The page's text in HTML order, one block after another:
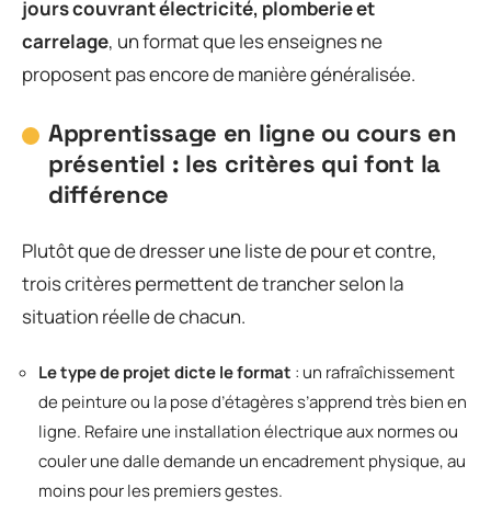
jours couvrant électricité, plomberie et
carrelage, un format que les enseignes ne
proposent pas encore de manière généralisée.
Apprentissage en ligne ou cours en
présentiel : les critères qui font la
différence
Plutôt que de dresser une liste de pour et contre,
trois critères permettent de trancher selon la
situation réelle de chacun.
Le type de projet dicte le format : un rafraîchissement
de peinture ou la pose d’étagères s’apprend très bien en
ligne. Refaire une installation électrique aux normes ou
couler une dalle demande un encadrement physique, au
moins pour les premiers gestes.